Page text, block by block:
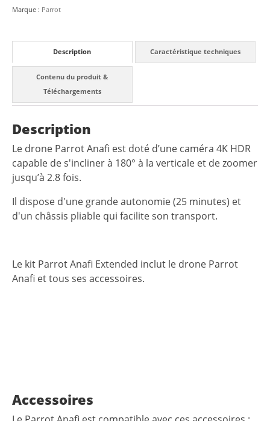
Marque : Parrot
Description Caractéristique techniques
Contenu du produit &
Téléchargements
Description
Le drone Parrot Anafi est doté d’une caméra 4K HDR
capable de s'incliner à 180° à la verticale et de zoomer
jusqu’à 2.8 fois.
Il dispose d'une grande autonomie (25 minutes) et
d'un châssis pliable qui facilite son transport.
Le kit Parrot Anafi Extended inclut le drone Parrot
Anafi et tous ses accessoires.
Accessoires